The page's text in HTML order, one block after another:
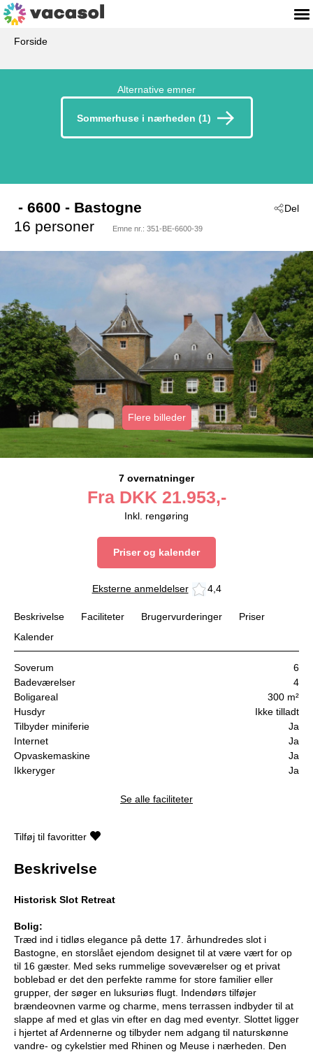
Forside
Alternative emner
Sommerhuse i nærheden (1)
Del
- 6600 - Bastogne
16 personer
Emne nr.: 351-BE-6600-39
Flere billeder
7 overnatninger
Fra DKK 21.953,-
Inkl. rengøring
Priser og kalender
Eksterne anmeldelser 4,4
Beskrivelse Faciliteter Brugervurderinger
Priser
Kalender
Soverum
6
Badeværelser
4
Boligareal
300 m²
Husdyr
Ikke tilladt
Tilbyder miniferie
Ja
Internet
Ja
Opvaskemaskine
Ja
Ikkeryger
Ja
Se alle faciliteter
Tilføj til favoritter
Beskrivelse
Historisk Slot Retreat
Bolig:
Træd ind i tidløs elegance på dette 17. århundredes slot i
Bastogne, en storslået ejendom designet til at være vært for op
til 16 gæster. Med seks rummelige soveværelser og et privat
boblebad er det den perfekte ramme for store familier eller
grupper, der søger en luksuriøs flugt. Indendørs tilføjer
brændeovnen varme og charme, mens terrassen indbyder til at
slappe af med et glas vin efter en dag med eventyr. Slottet ligger
i hjertet af Ardennerne og tilbyder nem adgang til naturskønne
vandre- og cykelstier med Rhinen og Meuse i nærheden. Den